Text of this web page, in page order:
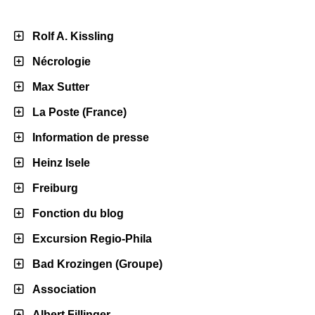
Rolf A. Kissling
Nécrologie
Max Sutter
La Poste (France)
Information de presse
Heinz Isele
Freiburg
Fonction du blog
Excursion Regio-Phila
Bad Krozingen (Groupe)
Association